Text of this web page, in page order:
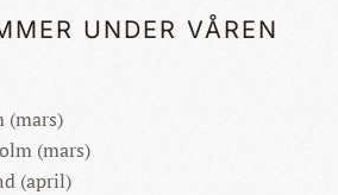
UNDER VÅREN
(mars)
(mars)
(april)